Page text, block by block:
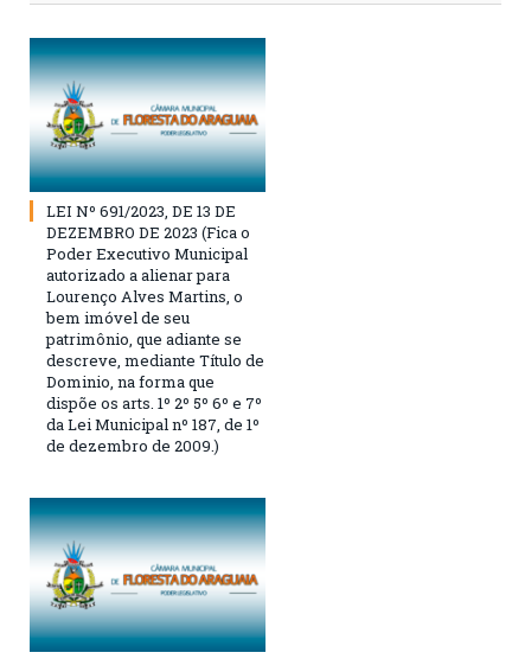
LEI Nº 691/2023, DE 13 DE
DEZEMBRO DE 2023 (Fica o
Poder Executivo Municipal
autorizado a alienar para
Lourenço Alves Martins, o
bem imóvel de seu
patrimônio, que adiante se
descreve, mediante Título de
Dominio, na forma que
dispõe os arts. 1º 2º 5º 6º e 7º
da Lei Municipal nº 187, de 1º
de dezembro de 2009.)